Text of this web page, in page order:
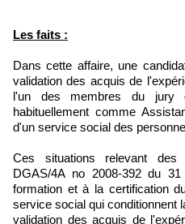
Les faits :
Dans cette affaire, une
validation des acquis de
l'un des membres du jury
habituellement comme
d'un service social des
Ces situations relevant
DGAS/4A no 2008-392 du
formation et à la certification
service social qui conditionnent
validation des acquis de